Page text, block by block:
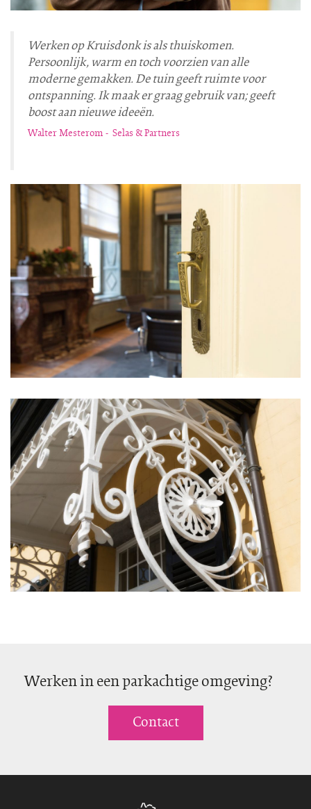
Werken op Kruisdonk is als thuiskomen.
Persoonlijk, warm en toch voorzien van alle
moderne gemakken. De tuin geeft ruimte voor
ontspanning. Ik maak er graag gebruik van; geeft
boost aan nieuwe ideeën.
Walter Mesterom - Selas & Partners
Werken in een parkachtige omgeving?
Contact